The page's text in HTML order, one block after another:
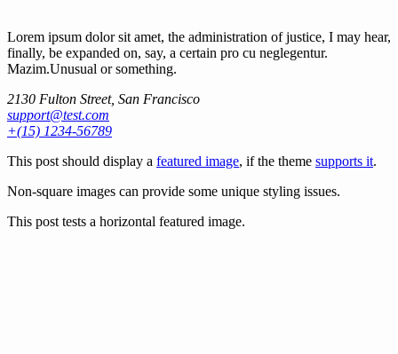
Lorem ipsum dolor sit amet, the administration of justice, I may hear,
finally, be expanded on, say, a certain pro cu neglegentur.
Mazim.Unusual or something.
2130 Fulton Street, San Francisco
support@test.com
+(15) 1234-56789
This post should display a featured image, if the theme supports it.
Non-square images can provide some unique styling issues.
This post tests a horizontal featured image.